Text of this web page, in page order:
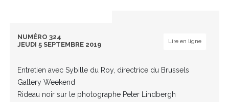
NUMÉRO 324
JEUDI 5 SEPTEMBRE 2019
Lire en ligne
Entretien avec Sybille du Roy, directrice du Brussels
Gallery Weekend
Rideau noir sur le photographe Peter Lindbergh